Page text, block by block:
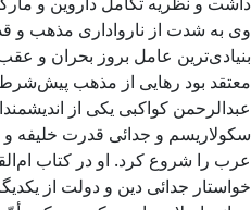
وی به شدت از نارواداری مذهب و
بنیادی‌ترین عامل بروز بحران و
معتقد بود رهایی از مذهب
عبدالرحمن کواکبی یکی از
سکولاریسم و جدائی قدرت خلیفه
خواستار جدائی دین و دولت از